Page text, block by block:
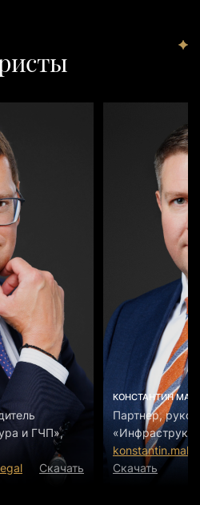
и ГЧП»,
Скачать
КОНСТАНТИН
Партнер,
Скачать